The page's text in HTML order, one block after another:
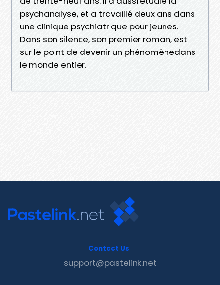
psychanalyse, et a travaillé deux ans dans
une clinique psychiatrique pour jeunes.
Dans son silence, son premier roman, est
sur le point de devenir un phénomènedans
le monde entier.
Contact Us
support@pastelink.net